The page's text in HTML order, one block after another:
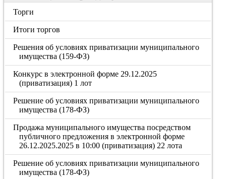
Торги
Итоги торгов
Решения об условиях приватизации муниципального
имущества (159-ФЗ)
Конкурс в электронной форме 29.12.2025
(приватизация) 1 лот
Решение об условиях приватизации муниципального
имущества (178-ФЗ)
Продажа муниципального имущества посредством
публичного предложения в электронной форме
26.12.2025.2025 в 10:00 (приватизация) 22 лота
Решение об условиях приватизации муниципального
имущества (178-ФЗ)